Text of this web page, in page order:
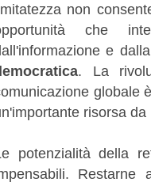
non
che
e
. La
globale
risorsa
potenzialità della